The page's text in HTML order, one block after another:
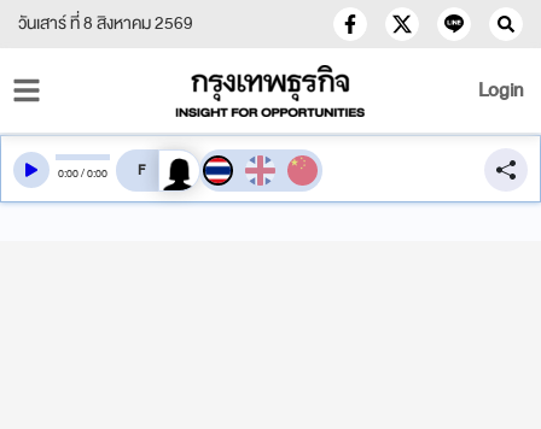
วันเสาร์ ที่ 8 สิงหาคม 2569
Login
0:00/0:00 สลับเสียงอ่าน